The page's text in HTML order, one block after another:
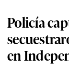
Policía
en